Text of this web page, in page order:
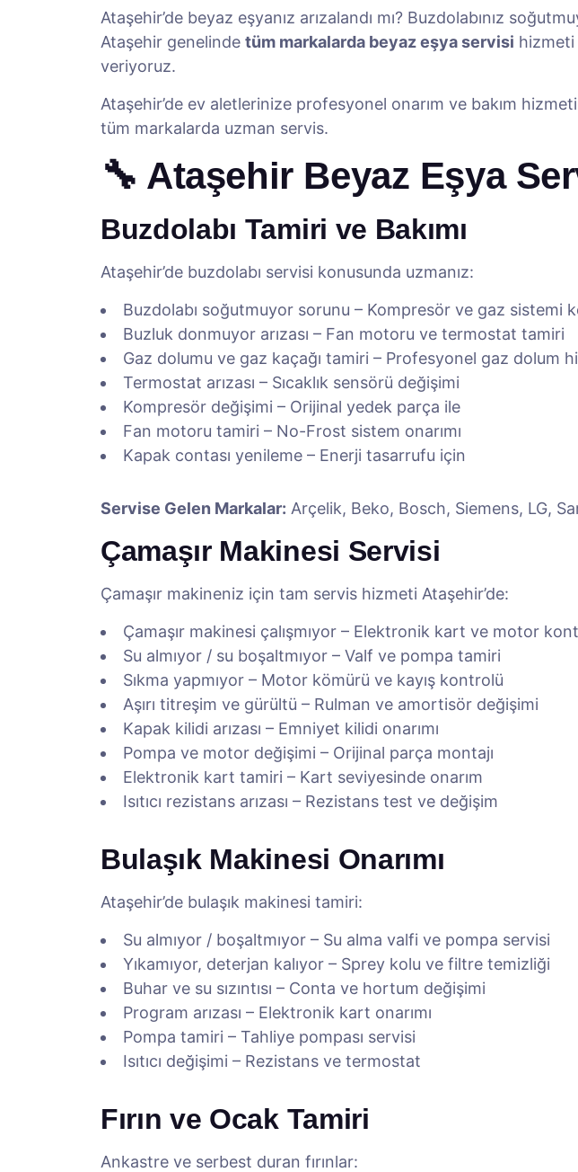
Ataşehir’de beyaz eşyanız arızalandı mı? Buzdolabınız
Ataşehir genelinde tüm markalarda beyaz eşya servisi hizmeti
veriyoruz.
Ataşehir’de ev aletlerinize profesyonel onarım ve bakım
tüm markalarda uzman servis.
🔧 Ataşehir Beyaz Eşya
Buzdolabı Tamiri ve Bakımı
Ataşehir’de buzdolabı servisi konusunda uzmanız:
Buzdolabı soğutmuyor sorunu – Kompresör ve gaz sistemi
Buzluk donmuyor arızası – Fan motoru ve termostat tamiri
Gaz dolumu ve gaz kaçağı tamiri – Profesyonel gaz dolum
Termostat arızası – Sıcaklık sensörü değişimi
Kompresör değişimi – Orijinal yedek parça ile
Fan motoru tamiri – No-Frost sistem onarımı
Kapak contası yenileme – Enerji tasarrufu için
Servise Gelen Markalar: Arçelik, Beko, Bosch, Siemens, LG,
Çamaşır Makinesi Servisi
Çamaşır makineniz için tam servis hizmeti Ataşehir’de:
Çamaşır makinesi çalışmıyor – Elektronik kart ve motor
Su almıyor / su boşaltmıyor – Valf ve pompa tamiri
Sıkma yapmıyor – Motor kömürü ve kayış kontrolü
Aşırı titreşim ve gürültü – Rulman ve amortisör değişimi
Kapak kilidi arızası – Emniyet kilidi onarımı
Pompa ve motor değişimi – Orijinal parça montajı
Elektronik kart tamiri – Kart seviyesinde onarım
Isıtıcı rezistans arızası – Rezistans test ve değişim
Bulaşık Makinesi Onarımı
Ataşehir’de bulaşık makinesi tamiri:
Su almıyor / boşaltmıyor – Su alma valfi ve pompa servisi
Yıkamıyor, deterjan kalıyor – Sprey kolu ve filtre temizliği
Buhar ve su sızıntısı – Conta ve hortum değişimi
Program arızası – Elektronik kart onarımı
Pompa tamiri – Tahliye pompası servisi
Isıtıcı değişimi – Rezistans ve termostat
Fırın ve Ocak Tamiri
Ankastre ve serbest duran fırınlar: